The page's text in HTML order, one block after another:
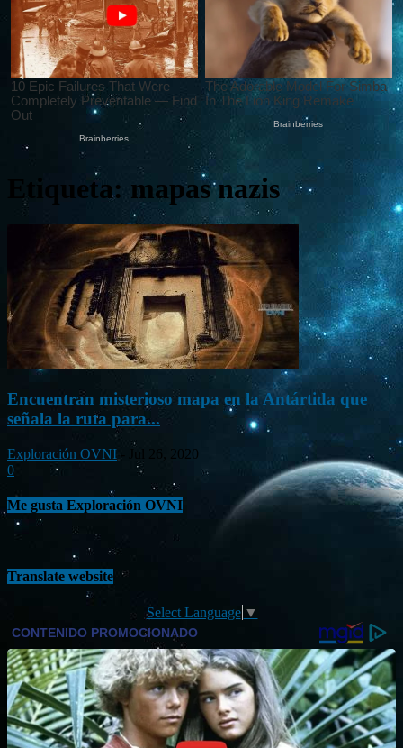
Etiqueta: mapas nazis
Encuentran misterioso mapa en la Antártida que
señala la ruta para...
Exploración OVNI
Jul 26, 2020
0
Me gusta Exploración OVNI
Translate website
Select Language ▼